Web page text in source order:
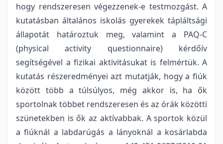
hogy rendszeresen végezzenek-e testmozgást. A
kutatásban általános iskolás gyerekek tápláltsági
állapotát határoztuk meg, valamint a PAQ-C
(physical activity questionnaire) kérdőív
segítségével a fizikai aktivitásukat is felmértük. A
kutatás részeredményei azt mutatják, hogy a fiúk
között több a túlsúlyos, még akkor is, ha ők
sportolnak többet rendszeresen és az órák közötti
szünetekben is ők az aktívabbak. A sportok közül
a fiúknál a labdarúgás a lányoknál a kosárlabda